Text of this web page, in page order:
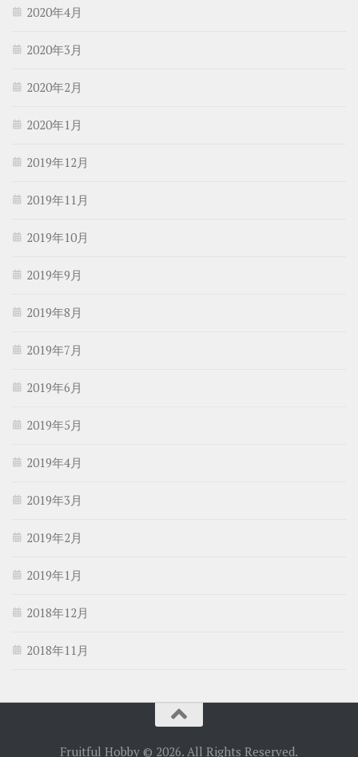
2020年4月
2020年3月
2020年2月
2020年1月
2019年12月
2019年11月
2019年10月
2019年9月
2019年8月
2019年7月
2019年6月
2019年5月
2019年4月
2019年3月
2019年2月
2019年1月
2018年12月
2018年11月
Fruitful Hobby © 2026. All Rights Reserved.